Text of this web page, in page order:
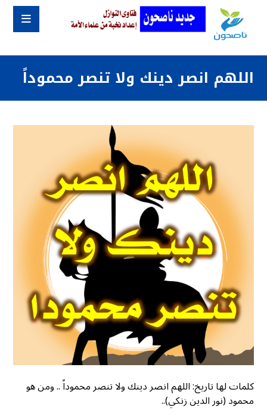
اللهم انصر دينك ولا تنصر محموداً
كلمات لها تاريخ: اللهم انصر دينك ولا تنصر محموداً .. ومن هو
محمود (نور الدين زنكي)..